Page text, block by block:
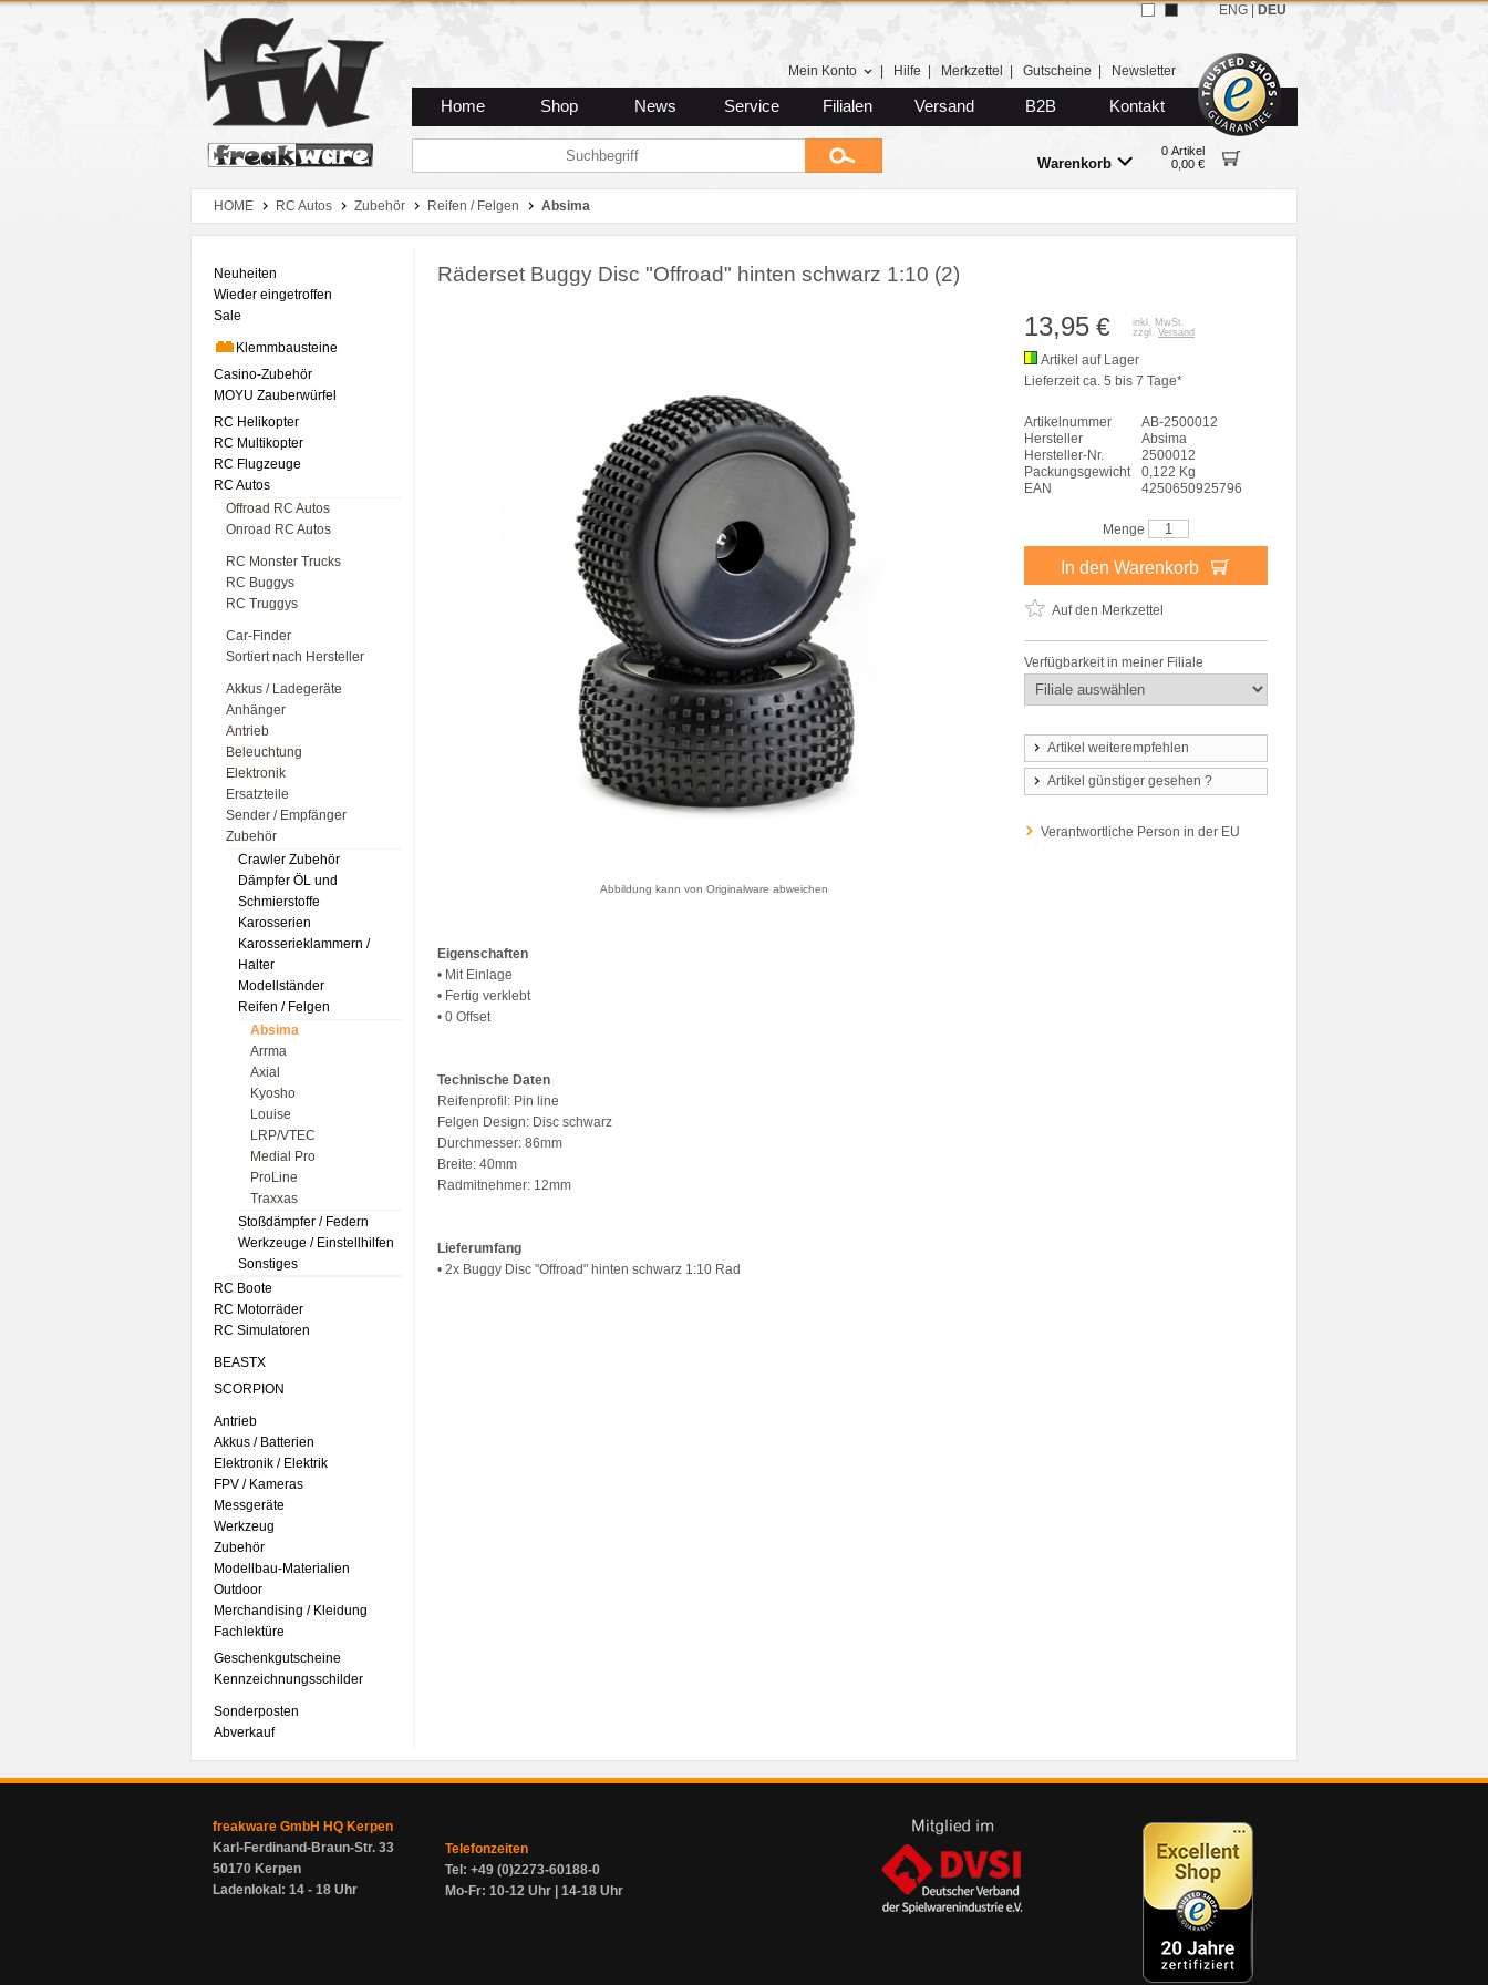
Zum Hauptmenue
Zum Seiteninhalt
Zum Warenkob
Mein Konto Hilfe Merkzettel Gutscheine Newsletter
Home Shop News Service Filialen Versand B2B Kontakt
Warenkorb
0 Artikel
0,00 €
ENG DEU
HOME RC Autos Zubehör Reifen / Felgen Absima
Neuheiten
Wieder eingetroffen
Sale
Klemmbausteine
Casino-Zubehör
MOYU Zauberwürfel
RC Helikopter
RC Multikopter
RC Flugzeuge
RC Autos
Offroad RC Autos
Onroad RC Autos
RC Monster Trucks
RC Buggys
RC Truggys
Car-Finder
Sortiert nach Hersteller
Akkus / Ladegeräte
Anhänger
Antrieb
Beleuchtung
Elektronik
Ersatzteile
Sender / Empfänger
Zubehör
Crawler Zubehör
Dämpfer ÖL und
Schmierstoffe
Karosserien
Karosserieklammern /
Halter
Modellständer
Reifen / Felgen
Absima
Arrma
Axial
Kyosho
Louise
LRP/VTEC
Medial Pro
ProLine
Traxxas
Stoßdämpfer / Federn
Werkzeuge / Einstellhilfen
Sonstiges
RC Boote
RC Motorräder
RC Simulatoren
BEASTX
SCORPION
Antrieb
Akkus / Batterien
Elektronik / Elektrik
FPV / Kameras
Messgeräte
Werkzeug
Zubehör
Modellbau-Materialien
Outdoor
Merchandising / Kleidung
Fachlektüre
Geschenkgutscheine
Kennzeichnungsschilder
Sonderposten
Abverkauf
Räderset Buggy Disc "Offroad" hinten schwarz 1:10 (2)
Abbildung kann von Originalware abweichen
Eigenschaften
• Mit Einlage
• Fertig verklebt
• 0 Offset
Technische Daten
Reifenprofil: Pin line
Felgen Design: Disc schwarz
Durchmesser: 86mm
Breite: 40mm
Radmitnehmer: 12mm
Lieferumfang
• 2x Buggy Disc "Offroad" hinten schwarz 1:10 Rad
13,95 €
inkl. MwSt.
zzgl. Versand
Artikel auf Lager
Lieferzeit ca. 5 bis 7 Tage*
Artikelnummer
AB-2500012
Hersteller
Absima
Hersteller-Nr.
2500012
Packungsgewicht
0,122 Kg
EAN
4250650925796
Menge
In den Warenkorb
Auf den Merkzettel
Verfügbarkeit in meiner Filiale
Artikel weiterempfehlen
Artikel günstiger gesehen ?
Verantwortliche Person in der EU
freakware GmbH HQ Kerpen
Karl-Ferdinand-Braun-Str. 33
50170 Kerpen
Ladenlokal: 14 - 18 Uhr
Telefonzeiten
Tel: +49 (0)2273-60188-0
Mo-Fr: 10-12 Uhr | 14-18 Uhr